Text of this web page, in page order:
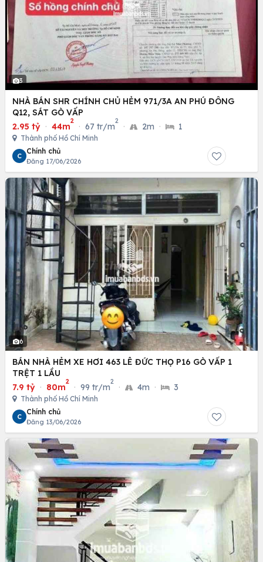
3
NHÀ BÁN SHR CHÍNH CHỦ HẺM 971/3A AN PHÚ ĐÔNG
Q12, SÁT GÒ VẤP
2.95 tỷ · 44m
2
· 67 tr/m
2
· 2m · 1
Thành phố Hồ Chí Minh
C
Chính chủ
Đăng 17/06/2026
6
BÁN NHÀ HẺM XE HƠI 463 LÊ ĐỨC THỌ P16 GÒ VẤP 1
TRỆT 1 LẦU
7.9 tỷ · 80m
2
· 99 tr/m
2
· 4m · 3
Thành phố Hồ Chí Minh
C
Chính chủ
Đăng 13/06/2026